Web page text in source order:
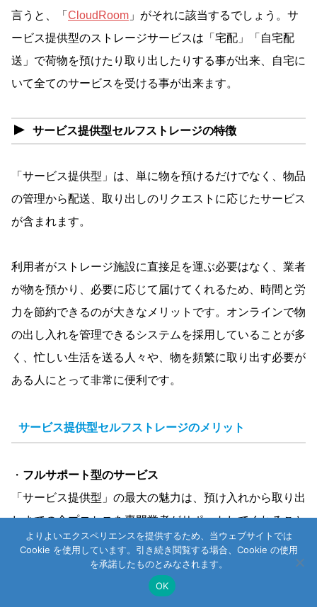
言うと、「 CloudRoom 」がそれに該当するでしょう。サ
ービス提供型のストレージサービスは「宅配」「自宅配
送」で荷物を預けたり取り出したりする事が出来、自宅に
いて全てのサービスを受ける事が出来ます。
サービス提供型セルフストレージの特徴
「サービス提供型」は、単に物を預けるだけでなく、物品
の管理から配送、取り出しのリクエストに応じたサービス
が含まれます。
利用者がストレージ施設に直接足を運ぶ必要はなく、業者
が物を預かり、必要に応じて届けてくれるため、時間と労
力を節約できるのが大きなメリットです。オンラインで物
の出し入れを管理できるシステムを採用していることが多
く、忙しい生活を送る人々や、物を頻繁に取り出す必要が
ある人にとって非常に便利です。
サービス提供型セルフストレージのメリット
・ フルサポート型のサービス
「サービス提供型」の最大の魅力は、預け入れから取り出
しまでの全プロセスを専門業者がサポートしてくれること
です。利用者は、自分で物をストレージ施設に持ち込む必
要がなく、業者が自宅やオフィスまで物を引き取りに来て
くれます。さらに、必要な時に保管している物をリクエス
よりよいエクスペリエンスを提供するため、当ウェブサイトでは
Cookie を使用しています。引き続き閲覧する場合、Cookie の使用
を承諾したものとみなされます。
OK